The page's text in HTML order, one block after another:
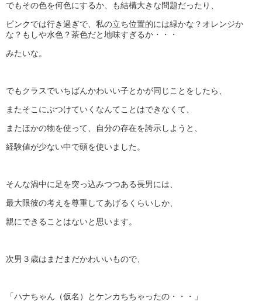
でもその色を何色にするか、も結構大きな問題だったり、
ピンクでは行き過ぎで、私の立ち位置的には緑かな？オレンジか
な？もしや水色？茶色だと地味すぎるか・・・
みたいな。
でもクラスでいちばんかわいい子とかが同じことをしたら、
またそこにぶつけていくなんてことはできなくて、
またほかの物を使って、自分の存在を誇示しようと、
経験値が少ない中で頭を使いました。
そんな渦中に足を突っ込みつつある長男には、
最大限彼の考えを尊重してあげるくらいしか、
親にできることはないと思います。
次男３歳はまだまだかわいいもので、
「ハナちゃん（仮名）とケンカちちゃったの・・・」